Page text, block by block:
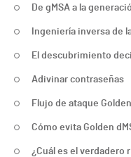
De gMSA a la
Ingeniería inversa de
El descubrimiento
Adivinar contraseñas
Flujo de ataque
Cómo evita Golden
¿Cuál es el verdadero